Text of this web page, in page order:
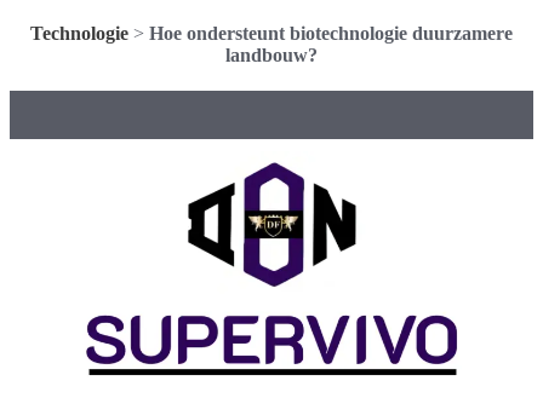
Technologie > Hoe ondersteunt biotechnologie duurzamere
landbouw?